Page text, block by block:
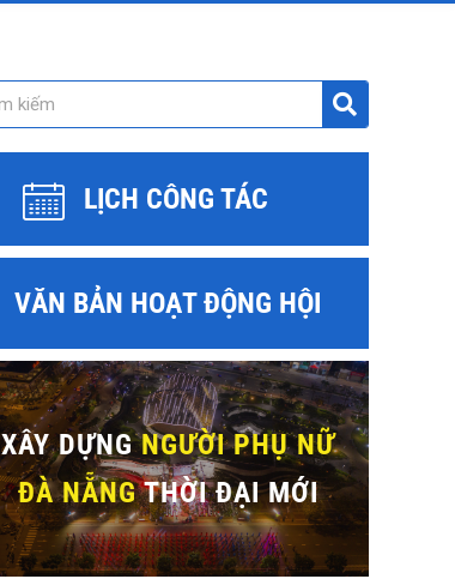
LỊCH CÔNG TÁC
VĂN BẢN HOẠT ĐỘNG HỘI
XÂY DỰNGNGƯỜI PHỤ NỮ
ĐÀ NẴNGTHỜI ĐẠI MỚI